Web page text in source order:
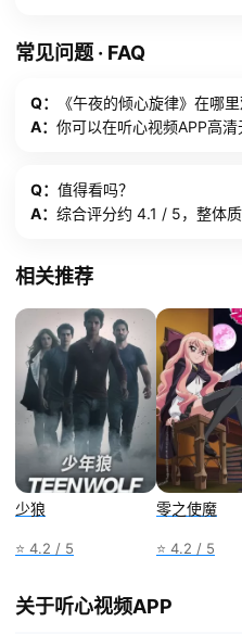
常见问题 · FAQ
Q：
《午夜的倾心旋律》在哪里
A： 你可以在听心视频APP高清
Q： 值得看吗？
A： 综合评分约 4.1 / 5，整体质
相关推荐
少狼
⭐ 4.2 / 5
零之使魔
⭐ 4.2 / 5
关于听心视频APP